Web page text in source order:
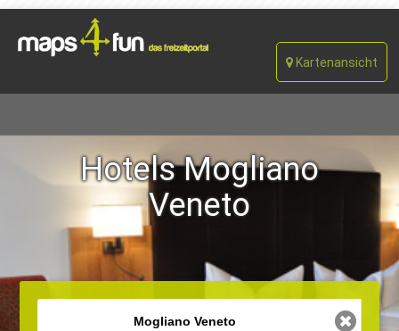
Kartenansicht
Hotels Mogliano
Veneto